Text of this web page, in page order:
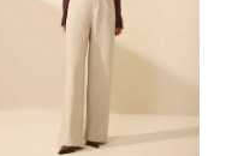
de privacidade